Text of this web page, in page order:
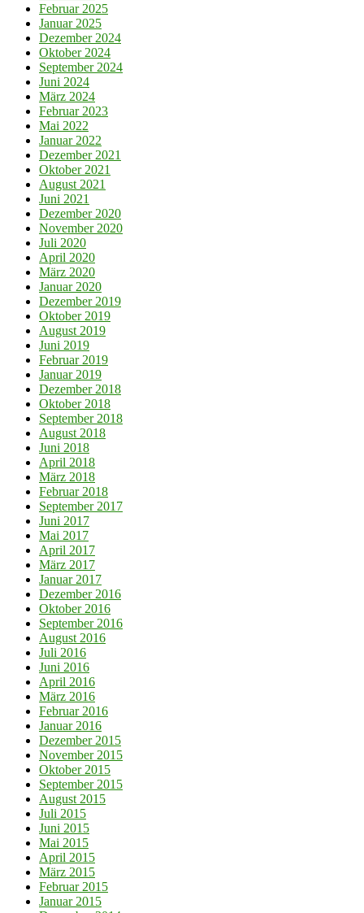
Februar 2025
Januar 2025
Dezember 2024
Oktober 2024
September 2024
Juni 2024
März 2024
Februar 2023
Mai 2022
Januar 2022
Dezember 2021
Oktober 2021
August 2021
Juni 2021
Dezember 2020
November 2020
Juli 2020
April 2020
März 2020
Januar 2020
Dezember 2019
Oktober 2019
August 2019
Juni 2019
Februar 2019
Januar 2019
Dezember 2018
Oktober 2018
September 2018
August 2018
Juni 2018
April 2018
März 2018
Februar 2018
September 2017
Juni 2017
Mai 2017
April 2017
März 2017
Januar 2017
Dezember 2016
Oktober 2016
September 2016
August 2016
Juli 2016
Juni 2016
April 2016
März 2016
Februar 2016
Januar 2016
Dezember 2015
November 2015
Oktober 2015
September 2015
August 2015
Juli 2015
Juni 2015
Mai 2015
April 2015
März 2015
Februar 2015
Januar 2015